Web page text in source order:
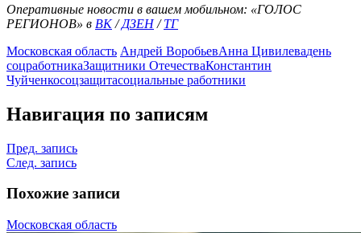
Оперативные новости в вашем мобильном: «ГОЛОС
РЕГИОНОВ» в ВК/ДЗЕН/ТГ
Московская область Андрей ВоробьевАнна Цивилевадень
соцработникаЗащитники ОтечестваКонстантин
Чуйченкосоцзащитасоциальные работники
Навигация по записям
Пред. запись
След. запись
Похожие записи
Московская область